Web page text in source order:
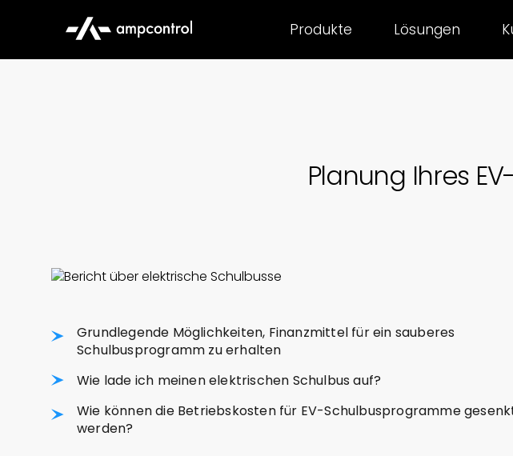
Produkte Lösungen
Planung Ihres
Grundlegende Möglichkeiten, Finanzmittel für ein sauberes
Schulbusprogramm zu erhalten
Wie lade ich meinen elektrischen Schulbus auf?
Wie können die Betriebskosten für EV-Schulbusprogramme
werden?